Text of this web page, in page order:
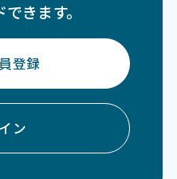
きます。
登録
ン